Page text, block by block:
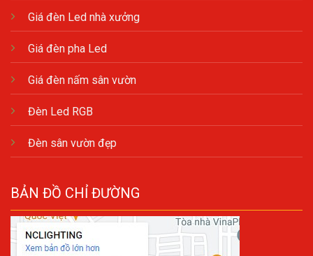
Giá đèn Led nhà xưởng
Giá đèn pha Led
Giá đèn nấm sân vườn
Đèn Led RGB
Đèn sân vườn đẹp
BẢN ĐỒ CHỈ ĐƯỜNG